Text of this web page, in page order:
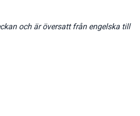
och är översatt från engelska till